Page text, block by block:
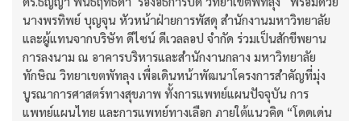
นางพรทิพย์ บุญจุน หัวหน้าฝ่ายการพัสดุ สำนักงานมหาวิทยาลัย
และผู้แทนจากบริษัท ดีไซน์ ดีเวลลอป จำกัด ร่วมเป็นสักขีพยาน
การลงนาม ณ อาคารบริหารและสำนักงานกลาง มหาวิทยาลัย
ทักษิณ วิทยาเขตพัทลุง เพื่อเดินหน้าพัฒนาโครงการสำคัญที่มุ่ง
บูรณาการศาสตร์ทางสุขภาพ ทั้งการแพทย์แผนปัจจุบัน การ
แพทย์แผนไทย และการแพทย์ทางเลือก ภายใต้แนวคิด “โดดเด่น